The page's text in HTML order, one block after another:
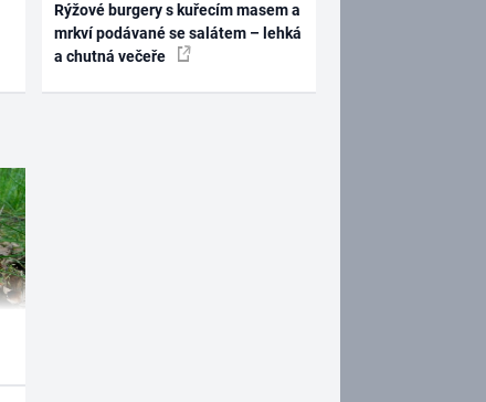
Rýžové burgery s kuřecím masem a
mrkví podávané se salátem – lehká
a chutná večeře